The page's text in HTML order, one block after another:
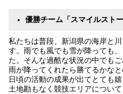
優勝チーム「スマイルスト
私たちは普段、新潟県の海岸と
す。雨でも風でも雪が降っても
た。そんな過酷な状況の中でも
雨が降ってくれたら勝てるかな
日頃の活動の成果が出てとても嬉
土地勘もなく競技エリアについ